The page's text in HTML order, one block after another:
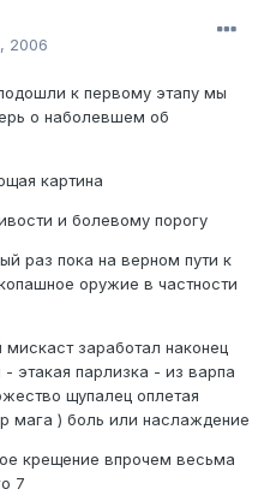
2006
к первому этапу мы
о наболевшем об
картина
и болевому порогу
раз пока на верном пути к
оружие в частности
заработал наконец
этакая парлизка - из варпа
щупалец оплетая
мага ) боль или наслаждение
крещение впрочем весьма
7